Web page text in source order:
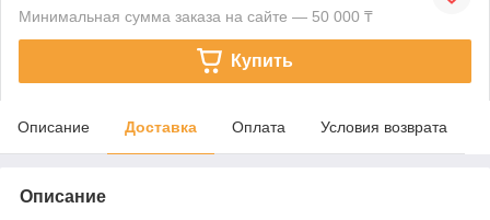
Минимальная сумма заказа на сайте — 50 000 ₸
Купить
Описание Доставка Оплата Условия возврата
Описание